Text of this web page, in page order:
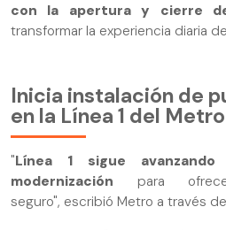
con la apertura y cierre
transformar la experiencia diaria
Inicia instalación de
en la Línea 1 del Metro
"Línea 1 sigue
modernización para
seguro", escribió Metro a través